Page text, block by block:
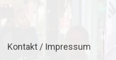
Kontakt / Impressum